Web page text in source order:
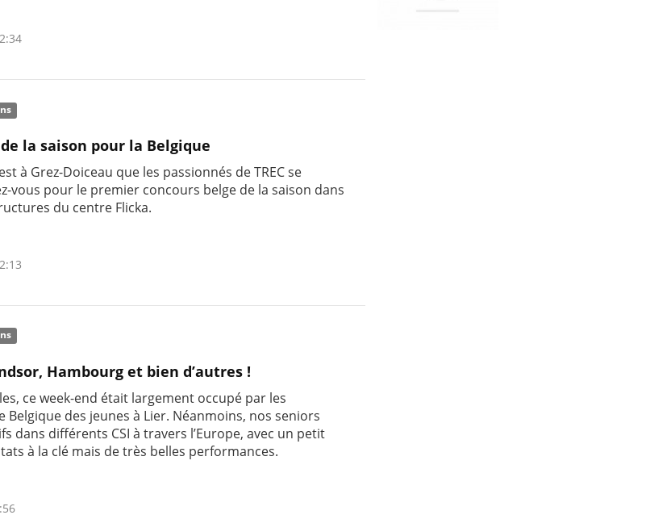
de la saison pour la Belgique
à Grez-Doiceau que les passionnés de TREC se
vous pour le premier concours belge de la saison dans
du centre Flicka.
Hambourg et bien d’autres !
ce week-end était largement occupé par les
Belgique des jeunes à Lier. Néanmoins, nos seniors
dans différents CSI à travers l’Europe, avec un petit
à la clé mais de très belles performances.